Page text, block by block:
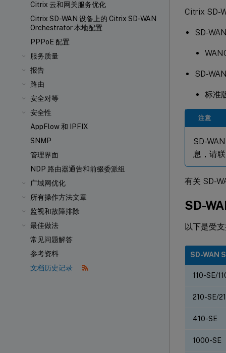
Citrix 云和网关服务优化
Citrix SD-WAN 设备上的 Citrix SD-WAN
Orchestrator 本地配置
PPPoE 配置
服务质量
报告
路由
安全对等
安全性
AppFlow 和 IPFIX
SNMP
管理界面
NDP 路由器通告和前缀委派组
广域网优化
所有操作方法文章
监视和故障排除
最佳做法
常见问题解答
参考资料
文档历史记录
Citrix SD-
SD-
SD-
标准
注意
SD-
息，请
有关 SD-
SD-
以下是受
SD-WAN
110-SE/
210-SE/
410-SE
1000-SE